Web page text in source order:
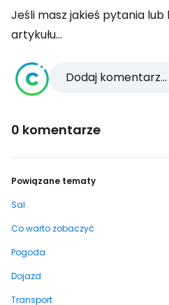
Jeśli masz jakieś pytania
artykułu...
Dodaj komentarz...
0 komentarze
Powiązane tematy
Sal
Co warto zobaczyć
Pogoda
Dojazd
Transport